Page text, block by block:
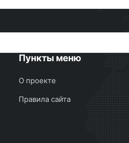
Пункты меню
О проекте
Правила сайта